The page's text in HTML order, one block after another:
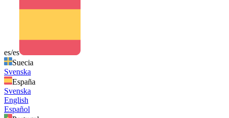
es/es
Suecia
Svenska
España
Svenska
English
Español